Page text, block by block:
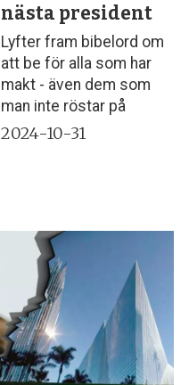
nästa president
Lyfter fram bibelord om
att be för alla som har
makt - även dem som
man inte röstar på
2024-10-31